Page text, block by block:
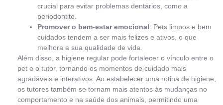
crucial para evitar problemas dentários, como a
periodontite.
Promover o bem-estar emocional: Pets limpos e bem
cuidados tendem a ser mais felizes e ativos, o que
melhora a sua qualidade de vida.
Além disso, a higiene regular pode fortalecer o vínculo entre o
pet e o tutor, tornando os momentos de cuidado mais
agradáveis e interativos. Ao estabelecer uma rotina de higiene,
os tutores também se tornam mais atentos às mudanças no
comportamento e na saúde dos animais, permitindo uma